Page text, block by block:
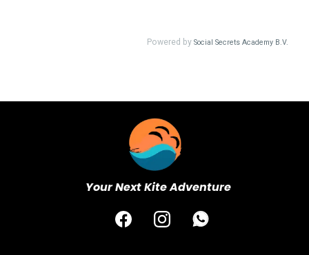
Your Next Kite Adventure